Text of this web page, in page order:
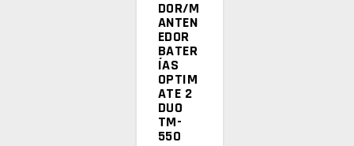
DOR/M
ANTEN
EDOR
BATER
ÍAS
OPTIM
ATE 2
DUO
TM-
550